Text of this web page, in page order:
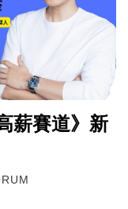
薪賽道》新